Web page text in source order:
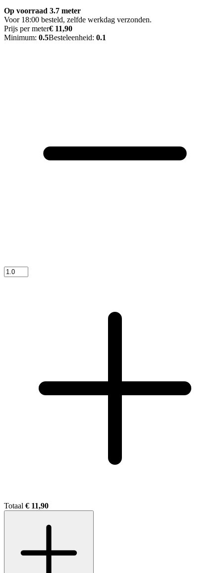
Op voorraad 3.7 meter
Voor 18:00 besteld, zelfde werkdag verzonden.
Prijs per meter€ 11,90
Minimum: 0.5Besteleenheid: 0.1
Totaal € 11,90